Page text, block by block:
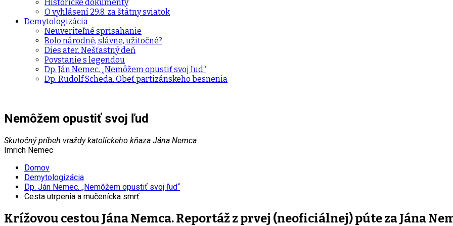
Historické dokumenty
O vyhlásení 29.8. za štátny sviatok
Demytologizácia
Neuveriteľné sprisahanie
Bolo národné, slávne, užitočné?
Dies ater. Nešťastný deň
Povstanie s legendou
Dp. Ján Nemec. „Nemôžem opustiť svoj ľud“
Dp. Rudolf Scheda. Obeť partizánskeho besnenia
Nemôžem opustiť svoj ľud
Skutočný príbeh vraždy katolíckeho kňaza Jána Nemca
Imrich Nemec
Domov
Demytologizácia
Dp. Ján Nemec. „Nemôžem opustiť svoj ľud“
Cesta utrpenia a mučenícka smrť
Krížovou cestou Jána Nemca. Reportáž z prvej (neoficiálnej) púte za Jána